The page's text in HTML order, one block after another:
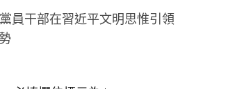
員干部在習近平文明思惟引領